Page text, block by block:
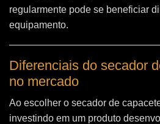
regularmente pode se beneficiar
equipamento.
Diferenciais do secador
no mercado
Ao escolher o secador de
investindo em um produto